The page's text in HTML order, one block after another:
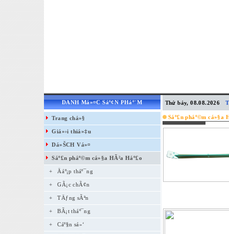
DANH Má»¤C Sáº¢N PHáº¨M
Trang chá»§
Giá»›i thiá»‡u
Dá»ŠCH Vá»¤
Sáº£n pháº©m cá»§a HÃ²a Háº£o
+ Äáº¡p tháº¯ng
+GÃ¡c chÃ¢n
+TÄƒng sÃªn
+BÃ¡t tháº¯ng
+Cáº§n sá»‘
Thứ bảy, 08.08.2026
Sáº£n pháº©m cá»§a